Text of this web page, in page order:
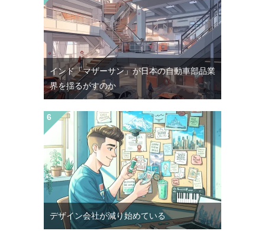
インド「マザーサン」が日本の自動車部品業
界を揺るがすのか
デザイン会社が減り始めている